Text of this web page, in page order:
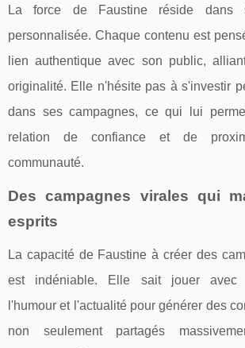
La force de Faustine réside dans
personnalisée. Chaque contenu est
lien authentique avec son public,
originalité. Elle n'hésite pas à s'investir
dans ses campagnes, ce qui lui
relation de confiance et de
communauté.
Des campagnes virales qui
esprits
La capacité de Faustine à créer des
est indéniable. Elle sait jouer avec
l'humour et l'actualité pour générer des
non seulement partagés